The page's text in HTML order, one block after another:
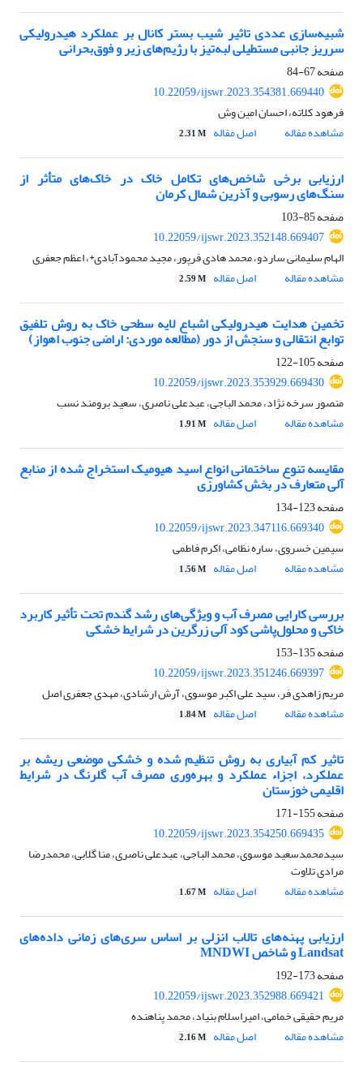
شبیه‌سازی عددی تاثیر شیب بستر کانال بر عملکرد هیدرولیکی
سرریز جانبی مستطیلی لبه‌تیز با رژیم‌های زیر و فوق‌بحرانی
صفحه67-84
10.22059/ijswr.2023.354381.669440
فرهود کلاته، احسان امین وش
مشاهده مقاله
اصل مقاله 2.31 M
ارزیابی برخی شاخص‌های تکامل خاک در خاک‌های متأثر از
سنگ‌های رسوبی و آذرین شمال کرمان
صفحه85-103
10.22059/ijswr.2023.352148.669407
الهام سلیمانی ساردو، محمد هادی فرپور، مجید محمودآبادی*، اعظم جعفری
مشاهده مقاله
اصل مقاله 2.59 M
تخمین هدایت هیدرولیکی اشباع لایه سطحی خاک به روش تلفیق
توابع انتقالی و سنجش از دور (مطالعه موردی: اراضی جنوب اهواز)
صفحه105-122
10.22059/ijswr.2023.353929.669430
منصور سرخه نژاد، محمد الباجی، عبدعلی ناصری، سعید برومند نسب
مشاهده مقاله
اصل مقاله 1.91 M
مقایسه تنوع ساختمانی انواع اسید هیومیک استخراج شده از منابع
آلی متعارف در بخش کشاورزی
صفحه123-134
10.22059/ijswr.2023.347116.669340
سیمین خسروی، ساره نظامی، اکرم فاطمی
مشاهده مقاله
اصل مقاله 1.56 M
بررسی کارایی مصرف آب و ویژگی‌های رشد گندم تحت تأثیر کاربرد
خاکی و محلول‌پاشی کود آلی زرگرین در شرایط خشکی
صفحه135-153
10.22059/ijswr.2023.351246.669397
مریم زاهدی فر، سید علی اکبر موسوی، آرش ارشادی، مهدی جعفری اصل
مشاهده مقاله
اصل مقاله 1.84 M
تاثیر کم آبیاری به روش تنظیم شده و خشکی موضعی ریشه بر
عملکرد، اجزاء عملکرد و بهره‌وری مصرف آب گلرنگ در شرایط
اقلیمی خوزستان
صفحه155-171
10.22059/ijswr.2023.354250.669435
سیدمحمدسعید موسوی، محمد الباجی، عبدعلی ناصری، منا گلابی، محمدرضا
مرادی تلاوت
مشاهده مقاله
اصل مقاله 1.67 M
ارزیابی پهنه‌های تالاب انزلی بر اساس سری‌های زمانی داده‌های
Landsat و شاخص MNDWI
صفحه173-192
10.22059/ijswr.2023.352988.669421
مریم حقیقی خمامی، امیراسلام بنیاد، محمد پناهنده
مشاهده مقاله
اصل مقاله 2.16 M